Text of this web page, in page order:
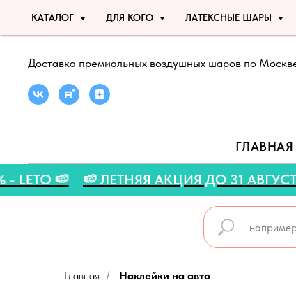
КАТАЛОГ ДЛЯ КОГО ЛАТЕКСНЫЕ ШАРЫ
Доставка премиальных воздушных шаров по
ГЛАВНАЯ
- LETO 🍉 🍉 ЛЕТНЯЯ АКЦИЯ ДО 31
Главная / Наклейки на авто